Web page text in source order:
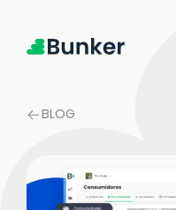
BLOG